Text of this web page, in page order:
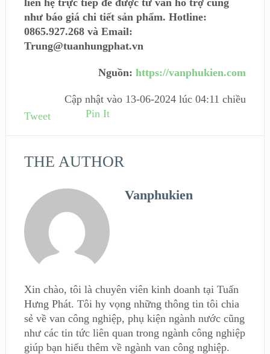
như báo giá chi tiết sản phẩm. Hotline:
0865.927.268 và Email:
Trung@tuanhungphat.vn
Nguồn:https://vanphukien.com
Cập nhật vào 13-06-2024 lúc 04:11 chiều
Tweet
Pin It
THE AUTHOR
Vanphukien
Xin chào, tôi là chuyên viên kinh doanh tại Tuấn
Hưng Phát. Tôi hy vọng những thông tin tôi chia
sẻ về van công nghiệp, phụ kiện ngành nước cũng
như các tin tức liên quan trong ngành công nghiệp
giúp bạn hiểu thêm về ngành van công nghiệp.